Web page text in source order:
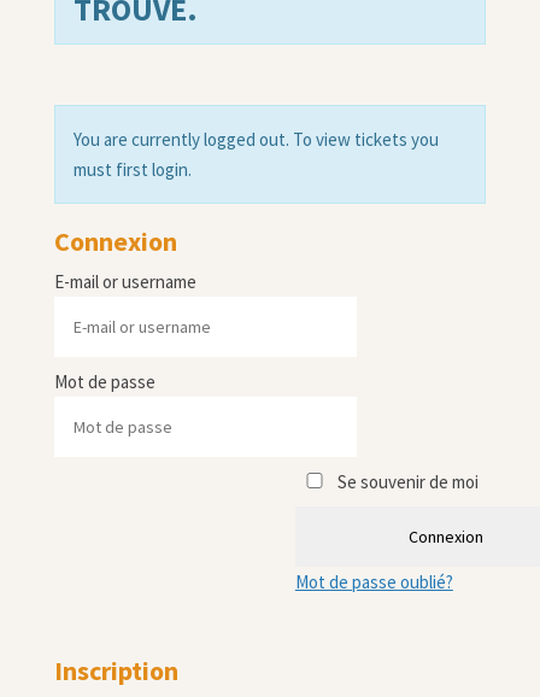
TROUVÉ.
You are currently logged out. To view tickets you
must first login.
Connexion
E-mail or username
Mot de passe
Se souvenir de moi
Connexion
Mot de passe oublié?
Inscription